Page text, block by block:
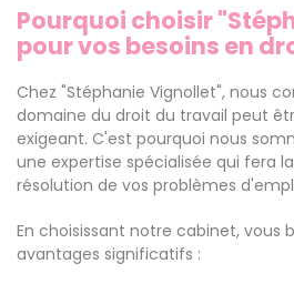
Pourquoi choisir
pour vos besoins en
Chez "Stéphanie Vignollet", nous
domaine du droit du travail peut
exigeant. C'est pourquoi nous
une expertise spécialisée qui fera
résolution de vos problèmes
En choisissant notre cabinet, vous
avantages significatifs :